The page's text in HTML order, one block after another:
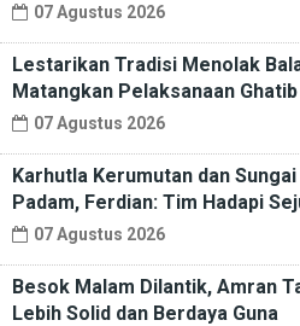
07 Agustus 2026
Lestarikan Tradisi Menolak
Matangkan Pelaksanaan
07 Agustus 2026
Karhutla Kerumutan dan
Padam, Ferdian: Tim Hadapi
07 Agustus 2026
Besok Malam Dilantik, Amran
Lebih Solid dan Berdaya Guna